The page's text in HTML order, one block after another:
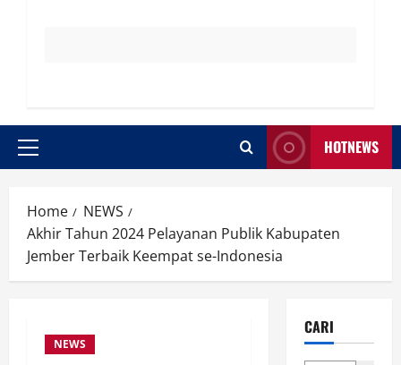
Primary
HOTNEWS
Home
NEWS
Akhir Tahun 2024 Pelayanan Publik Kabupaten
Jember Terbaik Keempat se-Indonesia
NEWS
CARI